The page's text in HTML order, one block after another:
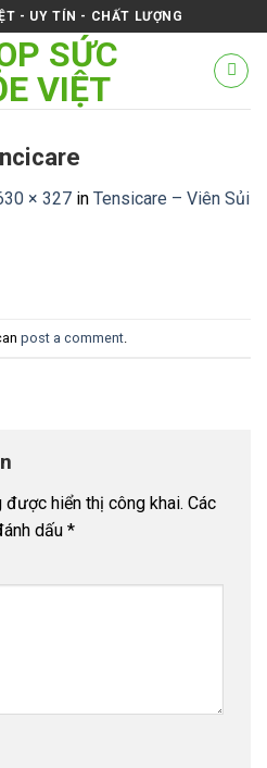
- UY TÍN - CHẤT LƯỢNG
× 327 in Tensicare – Viên Sủi
post a comment
được hiển thị công khai. Các
dấu *